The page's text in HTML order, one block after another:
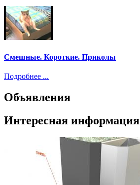
Смешные. Короткие. Приколы
Подробнее ...
Объявления
Интересная информация